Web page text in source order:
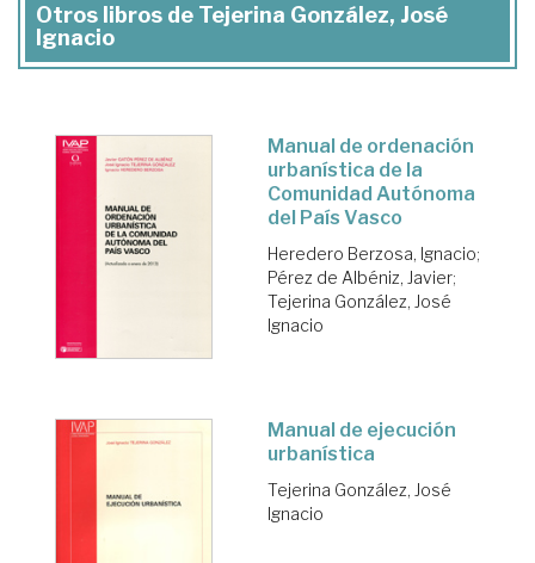
Otros libros de Tejerina González, José
Ignacio
Manual de ordenación
urbanística de la
Comunidad Autónoma
del País Vasco
Heredero Berzosa, Ignacio;
Pérez de Albéniz, Javier;
Tejerina González, José
Ignacio
Manual de ejecución
urbanística
Tejerina González, José
Ignacio